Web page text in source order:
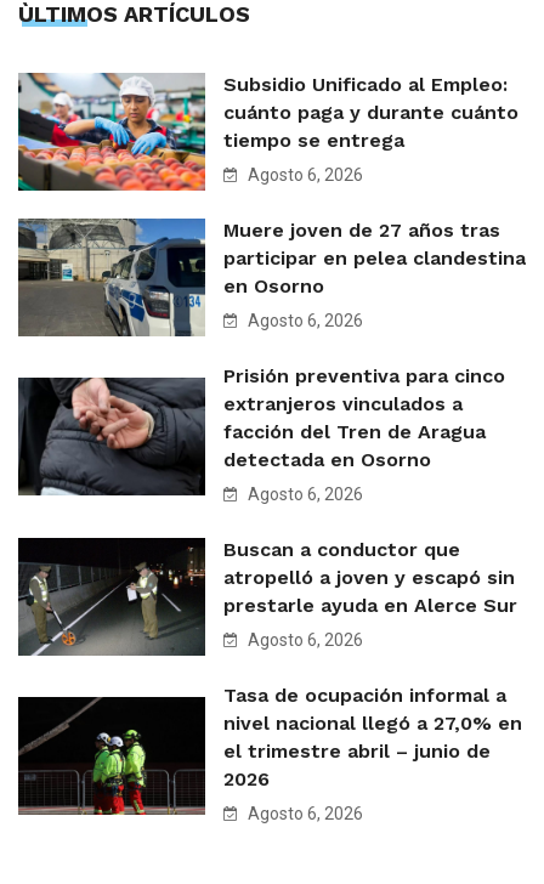
ÙLTIMOS ARTÍCULOS
Subsidio Unificado al Empleo:
cuánto paga y durante cuánto
tiempo se entrega
Agosto 6, 2026
Muere joven de 27 años tras
participar en pelea clandestina
en Osorno
Agosto 6, 2026
Prisión preventiva para cinco
extranjeros vinculados a
facción del Tren de Aragua
detectada en Osorno
Agosto 6, 2026
Buscan a conductor que
atropelló a joven y escapó sin
prestarle ayuda en Alerce Sur
Agosto 6, 2026
Tasa de ocupación informal a
nivel nacional llegó a 27,0% en
el trimestre abril – junio de
2026
Agosto 6, 2026